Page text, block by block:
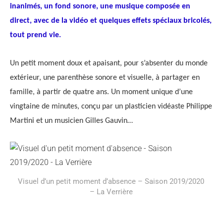
inanimés, un fond sonore, une musique composée en
direct, avec de la vidéo et quelques effets spéciaux bricolés,
tout prend vie.
Un petit moment doux et apaisant, pour s’absenter du monde
extérieur, une parenthèse sonore et visuelle, à partager en
famille, à partir de quatre ans. Un moment unique d’une
vingtaine de minutes, conçu par un plasticien vidéaste Philippe
Martini et un musicien Gilles Gauvin…
Visuel d’un petit moment d’absence – Saison 2019/2020
– La Verrière